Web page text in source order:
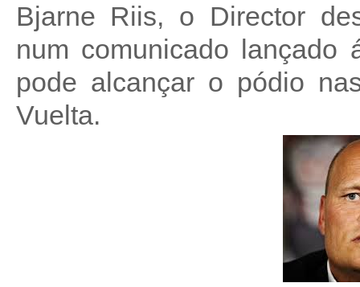
Bjarne Riis, o Director
num comunicado lançado
pode alcançar o pódio
Vuelta.